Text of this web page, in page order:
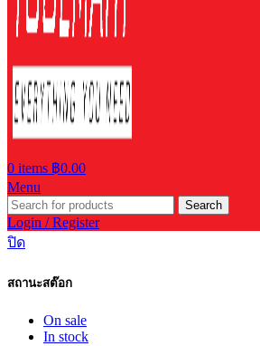
0 items ฿0.00
Menu
Search
Login / Register
ปิด
สถานะสต๊อก
On sale
In stock